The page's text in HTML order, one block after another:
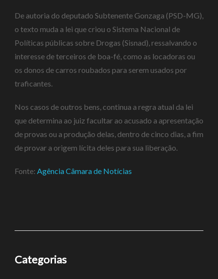
De autoria do deputado Subtenente Gonzaga (PSD-MG),
o texto muda a lei que criou o Sistema Nacional de
Políticas públicas sobre Drogas (Sisnad), ressalvando o
interesse de terceiros de boa-fé, como as locadoras ou
os donos de carros roubados para serem usados por
traficantes.
Nos casos de outros bens, continua a regra atual da lei
que determina ao juiz facultar ao acusado a apresentação
de provas ou a produção delas, dentro de cinco dias, a fim
de provar a origem lícita deles para sua liberação.
Fonte: Agência Câmara de Notícias
Categorias